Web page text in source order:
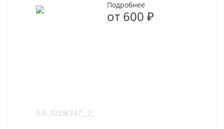
Подробнее
от 600 ₽